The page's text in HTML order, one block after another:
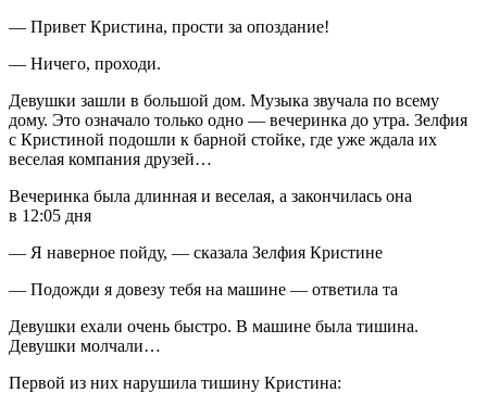
— Привет Кристина, прости за опоздание!
— Ничего, проходи.
Девушки зашли в большой дом. Музыка звучала по всему
дому. Это означало только одно — вечеринка до утра. Зелфия
с Кристиной подошли к барной стойке, где уже ждала их
веселая компания друзей…
Вечеринка была длинная и веселая, а закончилась она
в 12:05 дня
— Я наверное пойду, — сказала Зелфия Кристине
— Подожди я довезу тебя на машине — ответила та
Девушки ехали очень быстро. В машине была тишина.
Девушки молчали…
Первой из них нарушила тишину Кристина: